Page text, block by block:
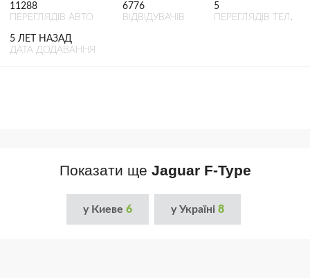
11288
ПЕРЕГЛЯДІВ АВТО
6776
ВІДВІДУВАЧІВ
5
ПЕРЕГЛЯДІВ ТЕЛ.
5 ЛЕТ НАЗАД
ДАТА ДОДАВАННЯ
Показати ще Jaguar F-Type
у Киеве 6 у Україні 8